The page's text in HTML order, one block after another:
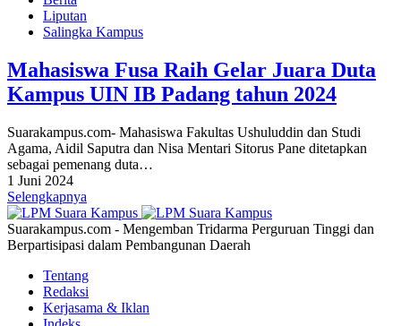
Liputan
Salingka Kampus
Mahasiswa Fusa Raih Gelar Juara Duta
Kampus UIN IB Padang tahun 2024
Suarakampus.com- Mahasiswa Fakultas Ushuluddin dan Studi
Agama, Aidil Saputra dan Nisa Mentari Sitorus Pane ditetapkan
sebagai pemenang duta…
1 Juni 2024
Selengkapnya
Suarakampus.com - Mengemban Tridarma Perguruan Tinggi dan
Berpartisipasi dalam Pembangunan Daerah
Tentang
Redaksi
Kerjasama & Iklan